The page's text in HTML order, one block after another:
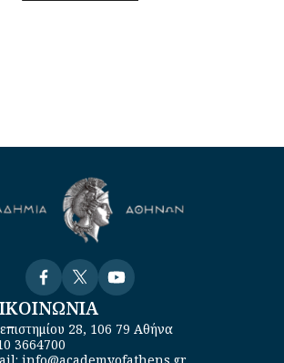
VisitVisitVisit
28, 106 79 Αθήνα
3664700